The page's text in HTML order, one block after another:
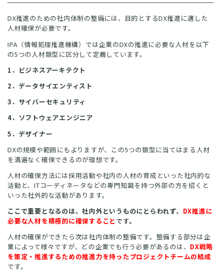
DX推進のための社内体制の整備には、目的とするDX推進に適した
人材確保が必要です。
IPA（情報処理推進機構）では企業のDXの推進に必要な人材を以下
の5つの人材類型に区分して定義しています。
1．ビジネスアーキテクト
2．データサイエンティスト
3．サイバーセキュリティ
4．ソフトウェアエンジニア
5．デザイナー
DXの規模や範囲にもよりますが、この5つの類型に当てはまる人材
を満遍なく確保できるのが理想です。
人材の確保方法には採用活動や社内の人材の育成といった社内的な
活動と、ITコーディネータなどの専門知識を持つ外部の方を招くと
いった社外的な活動があります。
ここで重要となるのは、社内外というものにとらわれず、 DX推進に
必要な人材を積極的に確保すること です。
人材の確保ができたら次は社内体制の整備です。整備する部分は企
業によって様々ですが、どの企業でも行う必要があるのは、 DX戦略
を策定・推進するための推進力を持ったプロジェクトチームの結成
です。